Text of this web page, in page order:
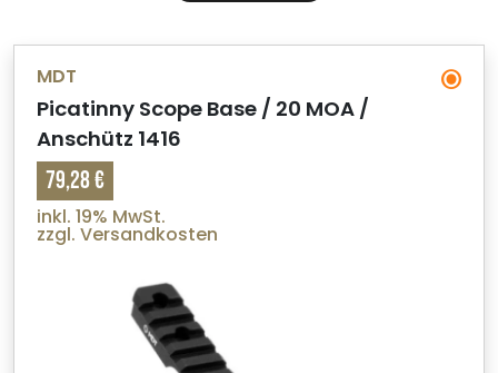
MDT
Picatinny Scope Base / 20 MOA /
Anschütz 1416
79,28 €
inkl. 19% MwSt.
zzgl. Versandkosten